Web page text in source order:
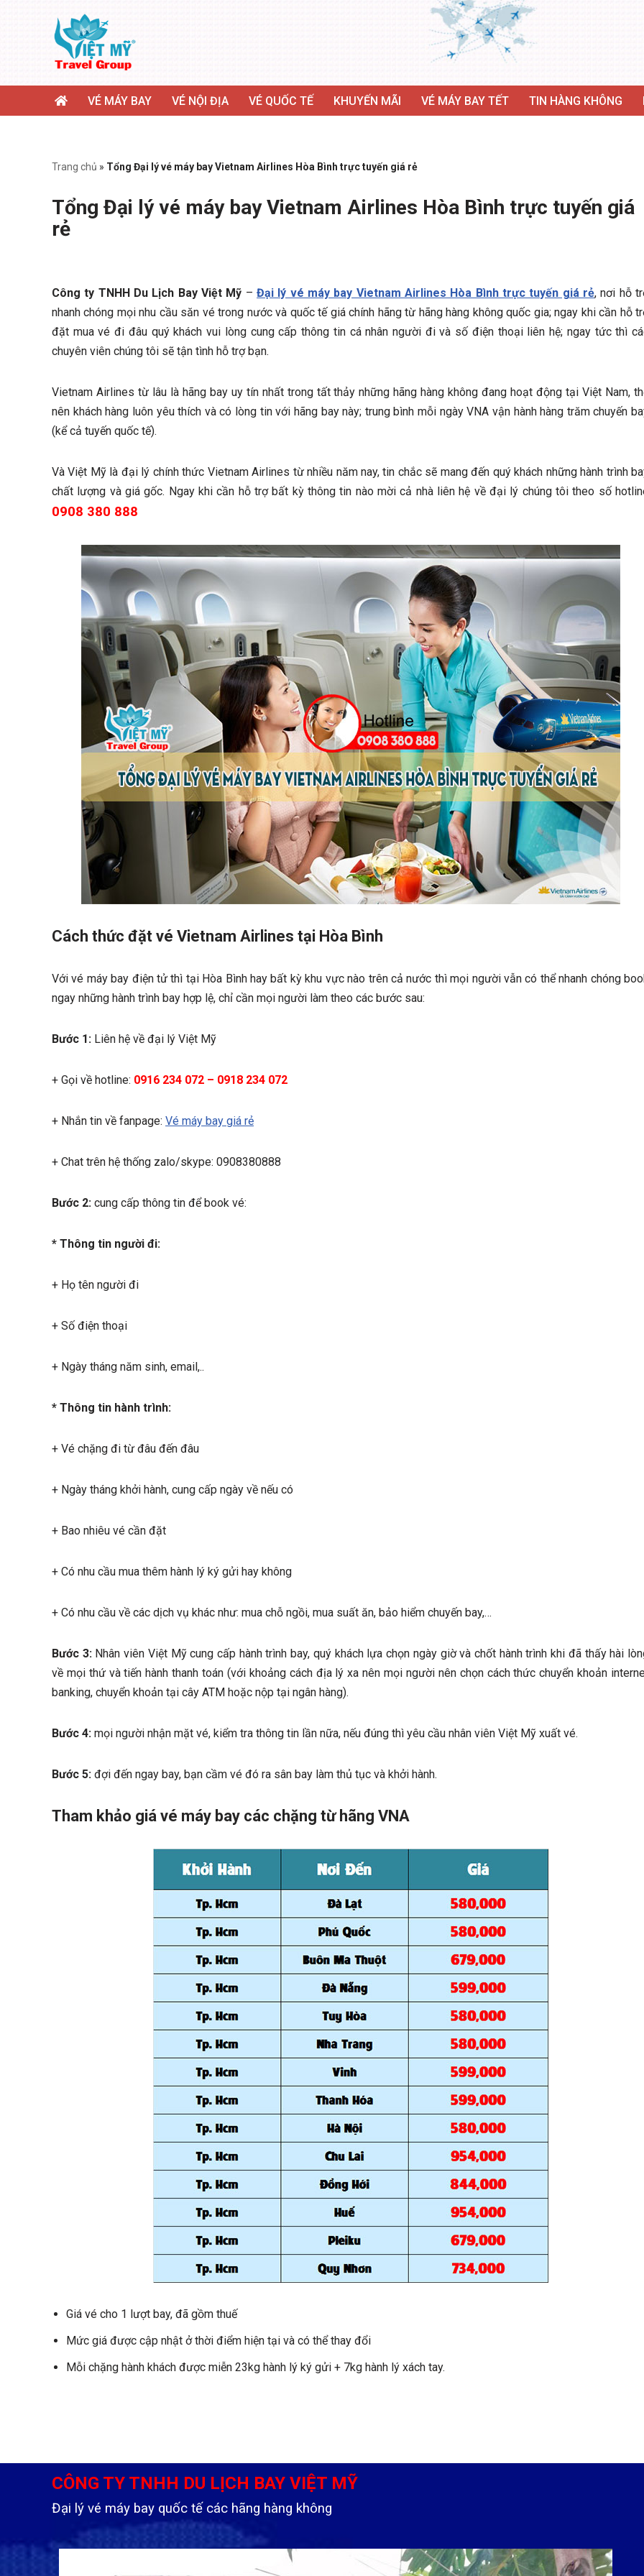
VÉ MÁY BAY VÉ NỘI ĐỊA VÉ QUỐC TẾ KHUYẾN MÃI VÉ MÁY BAY TẾT TIN HÀNG KHÔNG
Trang chủ » Tổng Đại lý vé máy bay Vietnam Airlines Hòa Bình trực tuyến giá rẻ
Tổng Đại lý vé máy bay Vietnam Airlines Hòa Bình trực tuyến giá
rẻ
Công ty TNHH Du Lịch Bay Việt Mỹ –Đại lý vé máy bay Vietnam Airlines Hòa Bình trực tuyến giá rẻ, nơi hỗ
nhanh chóng mọi nhu cầu săn vé trong nước và quốc tế giá chính hãng từ hãng hàng không quốc gia; ngay khi cần hỗ
đặt mua vé đi đâu quý khách vui lòng cung cấp thông tin cá nhân người đi và số điện thoại liên hệ; ngay tức thì
chuyên viên chúng tôi sẽ tận tình hỗ trợ bạn.
Vietnam Airlines từ lâu là hãng bay uy tín nhất trong tất thảy những hãng hàng không đang hoạt động tại Việt Nam,
nên khách hàng luôn yêu thích và có lòng tin với hãng bay này; trung bình mỗi ngày VNA vận hành hàng trăm chuyến
(kể cả tuyến quốc tế).
Và Việt Mỹ là đại lý chính thức Vietnam Airlines từ nhiều năm nay, tin chắc sẽ mang đến quý khách những hành trình
chất lượng và giá gốc. Ngay khi cần hỗ trợ bất kỳ thông tin nào mời cả nhà liên hệ về đại lý chúng tôi theo số
0908 380 888
Cách thức đặt vé Vietnam Airlines tại Hòa Bình
Với vé máy bay điện tử thì tại Hòa Bình hay bất kỳ khu vực nào trên cả nước thì mọi người vẫn có thể nhanh chóng
ngay những hành trình bay hợp lệ, chỉ cần mọi người làm theo các bước sau:
Bước 1: Liên hệ về đại lý Việt Mỹ
+ Gọi về hotline: 0916 234 072 – 0918 234 072
+ Nhắn tin về fanpage: Vé máy bay giá rẻ
+ Chat trên hệ thống zalo/skype: 0908380888
Bước 2: cung cấp thông tin để book vé:
* Thông tin người đi:
+ Họ tên người đi
+ Số điện thoại
+ Ngày tháng năm sinh, email,..
* Thông tin hành trình:
+ Vé chặng đi từ đâu đến đâu
+ Ngày tháng khởi hành, cung cấp ngày về nếu có
+ Bao nhiêu vé cần đặt
+ Có nhu cầu mua thêm hành lý ký gửi hay không
+ Có nhu cầu về các dịch vụ khác như: mua chỗ ngồi, mua suất ăn, bảo hiểm chuyến bay,…
Bước 3:Nhân viên Việt Mỹ cung cấp hành trình bay, quý khách lựa chọn ngày giờ và chốt hành trình khi đã thấy hài
về mọi thứ và tiến hành thanh toán (với khoảng cách địa lý xa nên mọi người nên chọn cách thức chuyển khoản
banking, chuyển khoản tại cây ATM hoặc nộp tại ngân hàng).
Bước 4: mọi người nhận mặt vé, kiểm tra thông tin lần nữa, nếu đúng thì yêu cầu nhân viên Việt Mỹ xuất vé.
Bước 5: đợi đến ngay bay, bạn cầm vé đó ra sân bay làm thủ tục và khởi hành.
Tham khảo giá vé máy bay các chặng từ hãng VNA
Giá vé cho 1 lượt bay, đã gồm thuế
Mức giá được cập nhật ở thời điểm hiện tại và có thể thay đổi
Mỗi chặng hành khách được miễn 23kg hành lý ký gửi + 7kg hành lý xách tay.
CÔNG TY TNHH DU LỊCH BAY VIỆT MỸ
Đại lý vé máy bay quốc tế các hãng hàng không